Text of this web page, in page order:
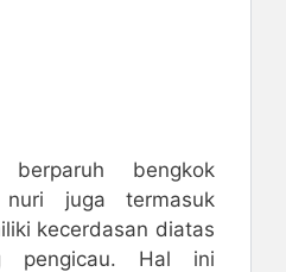
bengkok
juga termasuk
kecerdasan diatas
pengicau. Hal ini